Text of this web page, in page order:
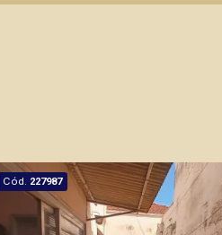
Cód. 227987